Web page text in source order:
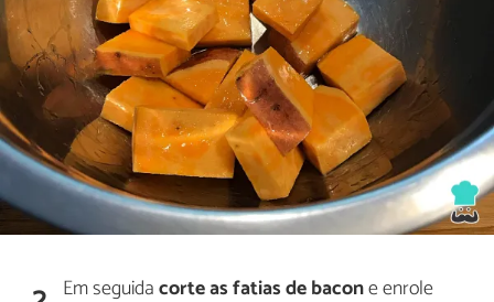
Em seguidacorte as fatias de bacone enrole